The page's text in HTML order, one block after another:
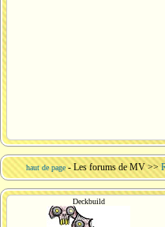
haut de page -Les forums de MV>>
Deckbuild